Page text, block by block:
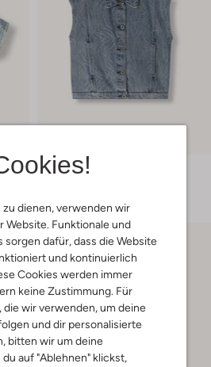
dienen, verwenden wir
Website. Funktionale und
sorgen dafür, dass die Website
und kontinuierlich
Cookies werden immer
keine Zustimmung. Für
wir verwenden, um deine
und dir personalisierte
bitten wir um deine
auf "Ablehnen" klickst,
Looxs 10sixteen